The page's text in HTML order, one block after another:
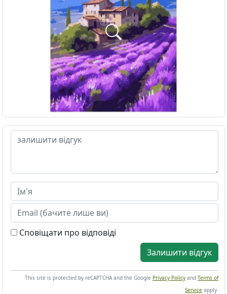
Сповіщати про відповіді
Залишити відгук
This site is protected by reCAPTCHA and the Google Privacy Policy and Terms of
Service apply.